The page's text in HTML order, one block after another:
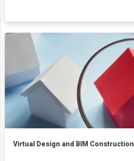
Virtual Design and BIM